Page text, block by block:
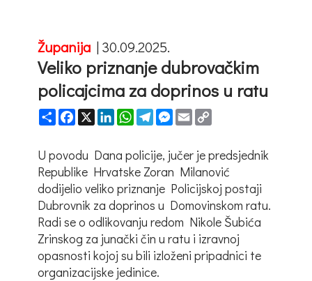
Županija | 30.09.2025.
Veliko priznanje dubrovačkim
policajcima za doprinos u ratu
ShareFacebook
X LinkedInWhatsApp
TelegramMessenger
Email
U povodu Dana policije, jučer je predsjednik
Republike Hrvatske Zoran Milanović
dodijelio veliko priznanje Policijskoj postaji
Dubrovnik za doprinos u Domovinskom ratu.
Radi se o odlikovanju redom Nikole Šubića
Zrinskog za junački čin u ratu i izravnoj
opasnosti kojoj su bili izloženi pripadnici te
organizacijske jedinice.